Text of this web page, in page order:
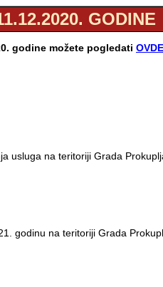
GODINE
godine možete pogledati OVDE
usluga na teritoriji Grada
godinu na teritoriji Grada